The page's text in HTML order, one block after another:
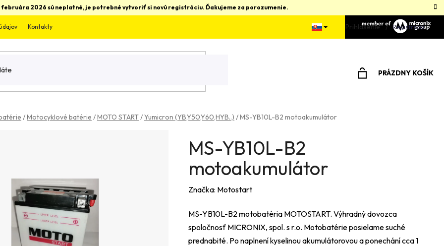
2026 sú neplatné, je potrebné vytvoriť si novú registráciu. Ďakujeme za porozumenie.
Kontakty Prihlásenie Registrácia
PRÁZDNY KOŠÍK
/Motocyklové batérie /MOTO START/Yumicron (YB,Y50,Y60,HYB..) /MS-YB10L-B2 motoakumulátor
MS-YB10L-B2
motoakumulátor
Značka: Motostart
MS-YB10L-B2 motobatéria MOTOSTART. Výhradný dovozca
spoločnosť MICRONIX, spol. s r.o. Motobatérie posielame suché
prednabité. Po naplnení kyselinou akumulátorovou a ponechání cca 1